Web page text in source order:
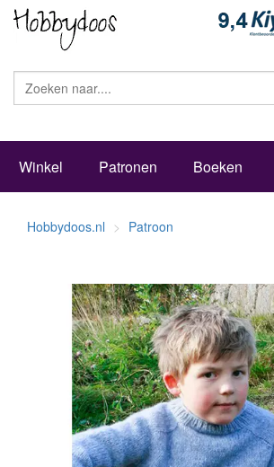
Winkel Patronen Boeken
Hobbydoos.nl Patroon